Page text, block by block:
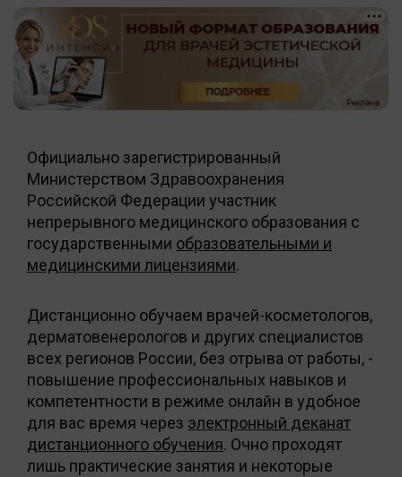
Официально зарегистрированный
Министерством Здравоохранения
Российской Федерации участник
непрерывного медицинского образования с
государственными образовательными и
медицинскими лицензиями.
Дистанционно обучаем врачей-косметологов,
дерматовенерологов и других специалистов
всех регионов России, без отрыва от работы, -
повышение профессиональных навыков и
компетентности в режиме онлайн в удобное
для вас время через электронный деканат
дистанционного обучения. Очно проходят
лишь практические занятия и некоторые